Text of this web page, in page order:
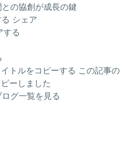
の協創が成長の鍵
シェア
トルをコピーする この記事の
ーしました
ログ一覧を見る